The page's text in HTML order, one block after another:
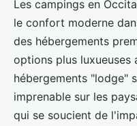
Les campings en
le confort moderne
des hébergements
options plus luxueuses
hébergements "lodge"
imprenable sur les
qui se soucient de